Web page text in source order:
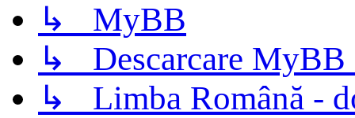
↳ MyBB
↳ Descarcare MyBB
↳ Limba Română -